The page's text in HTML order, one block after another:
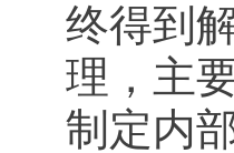
终得到
理，主
制定内